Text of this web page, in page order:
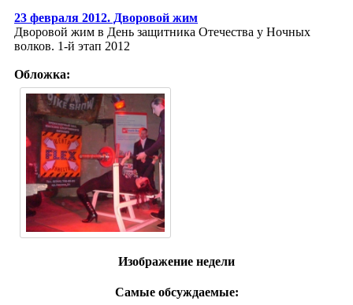
23 февраля 2012. Дворовой жим
Дворовой жим в День защитника Отечества у Ночных
волков. 1-й этап 2012
Обложка:
Изображение недели
Самые обсуждаемые: